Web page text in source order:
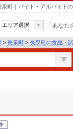
町｜バイト・アルバイト
エリア選択 「あな
> 長泉町 > 長泉町の食品・